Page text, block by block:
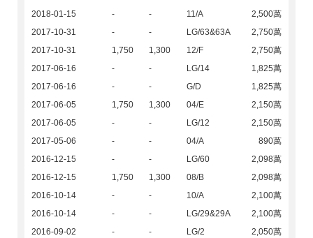
2018-01-15
- - 11/A
2,500萬
2017-10-31
- - LG/63&63A
2,750萬
2017-10-31
1,750 1,300 12/F
2,750萬
2017-06-16
- - LG/14
1,825萬
2017-06-16
- - G/D
1,825萬
2017-06-05
1,750 1,300 04/E
2,150萬
2017-06-05
- - LG/12
2,150萬
2017-05-06
- - 04/A
890萬
2016-12-15
- - LG/60
2,098萬
2016-12-15
1,750 1,300 08/B
2,098萬
2016-10-14
- - 10/A
2,100萬
2016-10-14
- - LG/29&29A
2,100萬
2016-09-02
- - LG/2
2,050萬